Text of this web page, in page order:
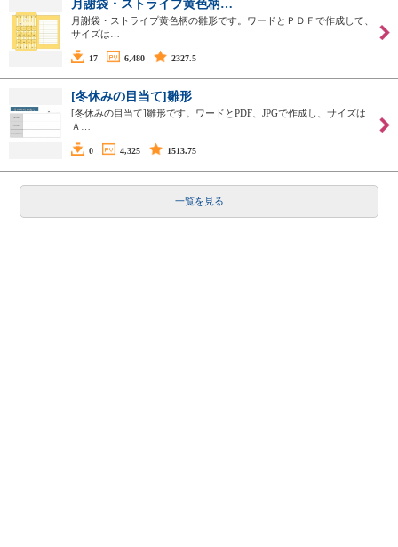
月謝袋・ストライプ黄色柄…
月謝袋・ストライプ黄色柄の雛形です。ワードとＰＤＦで作成して、
サイズは…
17 6,480 2327.5
[冬休みの目当て]雛形
[冬休みの目当て]雛形です。ワードとPDF、JPGで作成し、サイズは
Ａ…
0 4,325 1513.75
一覧を見る